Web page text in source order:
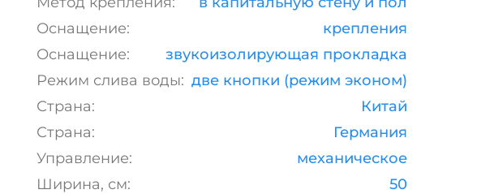
Оснащение:
крепления
Оснащение:
звукоизолирующая прокладка
Режим слива воды: две кнопки (режим эконом)
Страна:
Китай
Страна:
Германия
Управление:
механическое
Ширина, см:
50